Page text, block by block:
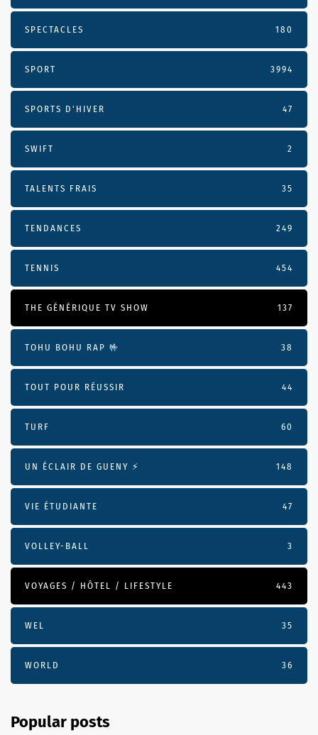
SPECTACLES 180
SPORT 3994
SPORTS D'HIVER 47
SWIFT 2
TALENTS FRAIS 35
TENDANCES 249
TENNIS 454
THE GÉNÉRIQUE TV SHOW 137
TOHU BOHU RAP 🤟 38
TOUT POUR RÉUSSIR 44
TURF 60
UN ÉCLAIR DE GUENY ⚡️ 148
VIE ÉTUDIANTE 47
VOLLEY-BALL 3
VOYAGES / HÔTEL / LIFESTYLE 443
WEL 35
WORLD 36
Popular posts